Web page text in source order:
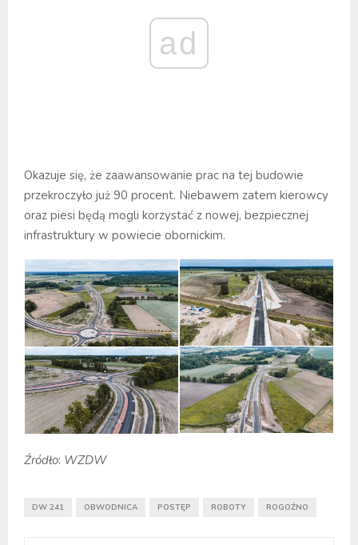
ad
Okazuje się, że zaawansowanie prac na tej budowie
przekroczyło już 90 procent. Niebawem zatem kierowcy
oraz piesi będą mogli korzystać z nowej, bezpiecznej
infrastruktury w powiecie obornickim.
Źródło: WZDW
DW 241 OBWODNICA POSTĘP ROBOTY ROGOŹNO